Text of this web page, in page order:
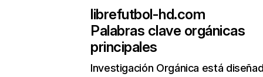
librefutbol-hd.com
Palabras clave orgánicas
principales
Investigación Orgánica está